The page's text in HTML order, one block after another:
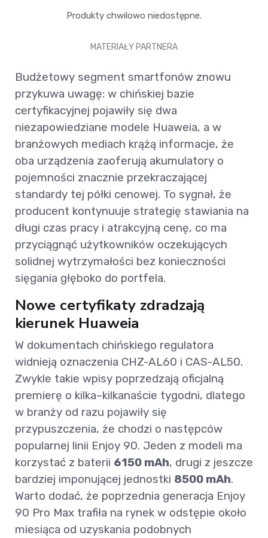
Produkty chwilowo niedostępne.
MATERIAŁY PARTNERA
Budżetowy segment smartfonów znowu
przykuwa uwagę: w chińskiej bazie
certyfikacyjnej pojawiły się dwa
niezapowiedziane modele Huaweia, a w
branżowych mediach krążą informacje, że
oba urządzenia zaoferują akumulatory o
pojemności znacznie przekraczającej
standardy tej półki cenowej. To sygnał, że
producent kontynuuje strategię stawiania na
długi czas pracy i atrakcyjną cenę, co ma
przyciągnąć użytkowników oczekujących
solidnej wytrzymałości bez konieczności
sięgania głęboko do portfela.
Nowe certyfikaty zdradzają
kierunek Huaweia
W dokumentach chińskiego regulatora
widnieją oznaczenia CHZ-AL60 i CAS-AL50.
Zwykle takie wpisy poprzedzają oficjalną
premierę o kilka–kilkanaście tygodni, dlatego
w branży od razu pojawiły się
przypuszczenia, że chodzi o następców
popularnej linii Enjoy 90. Jeden z modeli ma
korzystać z baterii 6150 mAh, drugi z jeszcze
bardziej imponującej jednostki 8500 mAh.
Warto dodać, że poprzednia generacja Enjoy
90 Pro Max trafiła na rynek w odstępie około
miesiąca od uzyskania podobnych